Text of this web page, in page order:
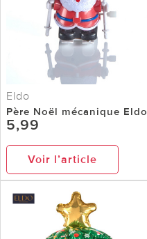
Eldo
Père Noël mécanique Eldo
5,99
Voir l’article